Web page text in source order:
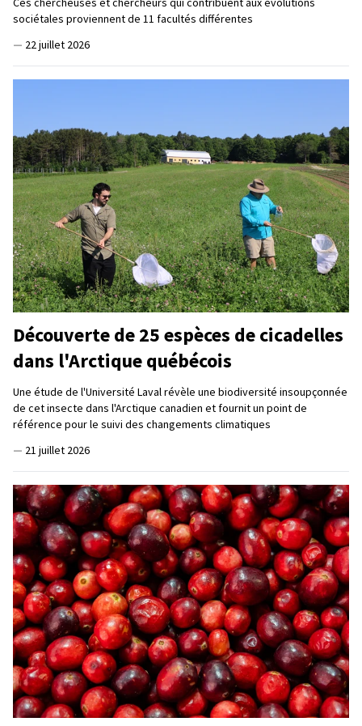
sociétales proviennent de 11 facultés différentes
— 22 juillet 2026
Découverte de 25 espèces de cicadelles
dans l'Arctique québécois
Une étude de l'Université Laval révèle une biodiversité insoupçonnée
de cet insecte dans l'Arctique canadien et fournit un point de
référence pour le suivi des changements climatiques
— 21 juillet 2026